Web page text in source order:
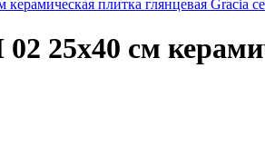
25х40 см